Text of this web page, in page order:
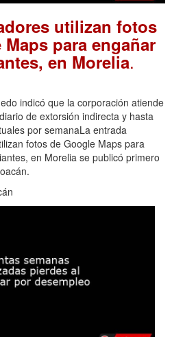
utilizan fotos
para engañar
en Morelia.
indicó que la corporación atiende
de extorsión indirecta y hasta
por semanaLa entrada
fotos de Google Maps para
en Morelia se publicó primero